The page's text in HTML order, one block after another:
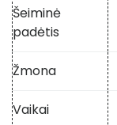
Šeiminė
padėtis
Žmona
Vaikai